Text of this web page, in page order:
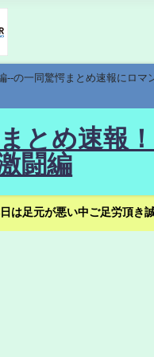
の一同驚愕まとめ速報にロマ
とめ速報
闘編
足元が悪い中ご足労頂き